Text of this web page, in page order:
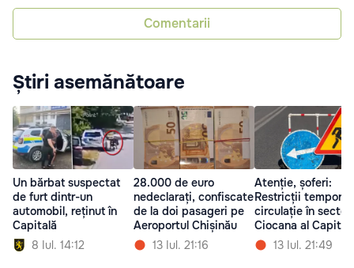
Comentarii
Știri asemănătoare
Un bărbat suspectat
de furt dintr-un
automobil, reținut în
Capitală
8 Iul. 14:12
28.000 de euro
nedeclarați, confiscate
de la doi pasageri pe
Aeroportul Chișinău
13 Iul. 21:16
Atenție, șoferi:
Restricții
circulație în
Ciocana al
13 Iul. 21:49